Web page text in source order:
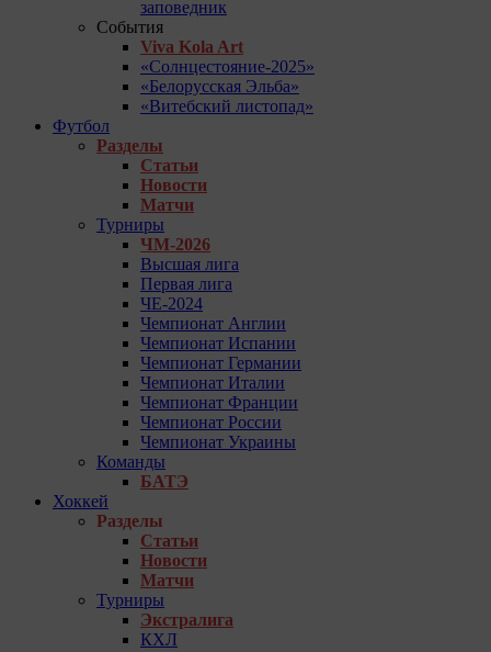
заповедник
События
Viva Kola Art
«Солнцестояние-2025»
«Белорусская Эльба»
«Витебский листопад»
Футбол
Разделы
Статьи
Новости
Матчи
Турниры
ЧМ-2026
Высшая лига
Первая лига
ЧЕ-2024
Чемпионат Англии
Чемпионат Испании
Чемпионат Германии
Чемпионат Италии
Чемпионат Франции
Чемпионат России
Чемпионат Украины
Команды
БАТЭ
Хоккей
Разделы
Статьи
Новости
Матчи
Турниры
Экстралига
КХЛ